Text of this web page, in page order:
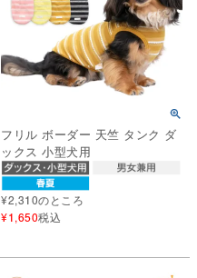
フリル ボーダー 天竺 タンク ダ
ックス 小型犬用
¥2,310のところ
¥1,650税込